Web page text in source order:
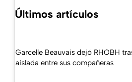
Últimos artículos
Garcelle Beauvais dejó RHOBH
aislada entre sus compañeras